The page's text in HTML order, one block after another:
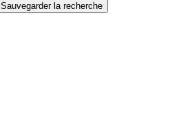
Sauvegarder la recherche